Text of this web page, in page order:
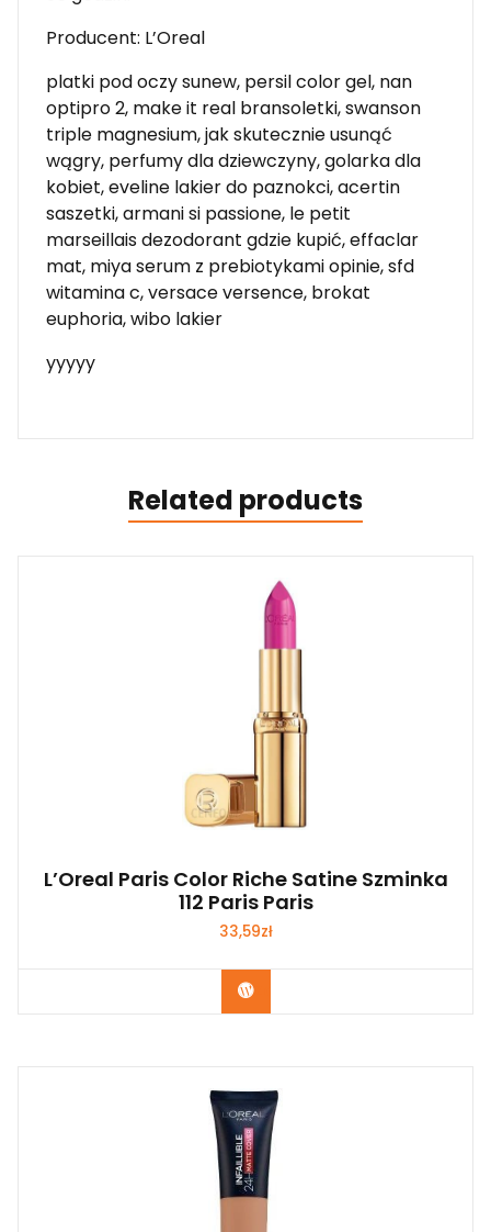
Producent: L’Oreal
platki pod oczy sunew, persil color gel, nan
optipro 2, make it real bransoletki, swanson
triple magnesium, jak skutecznie usunąć
wągry, perfumy dla dziewczyny, golarka dla
kobiet, eveline lakier do paznokci, acertin
saszetki, armani si passione, le petit
marseillais dezodorant gdzie kupić, effaclar
mat, miya serum z prebiotykami opinie, sfd
witamina c, versace versence, brokat
euphoria, wibo lakier
yyyyy
Related products
L’Oreal Paris Color Riche Satine Szminka
112 Paris Paris
33,59zł
Zobacz